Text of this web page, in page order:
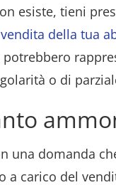
esiste, tieni
vendita della tua
potrebbero
o di
una domanda
a carico del